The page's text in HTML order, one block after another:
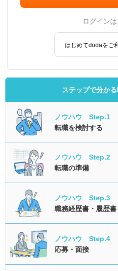
ログインは
はじめてdodaをご
ステップで分か
ノウハウ Step.1
転職を検討する
ノウハウ Step.2
転職の準備
ノウハウ Step.3
職務経歴書・履歴書
ノウハウ Step.4
応募・面接